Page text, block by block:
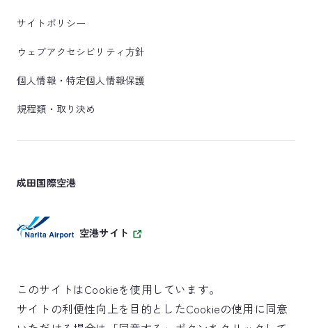
サイトポリシー
ウェブアクセシビリティ方針
個人情報・特定個人情報保護
規程類・取り決め
成田国際空港
空港サイト
SKYTRAX
このサイトはCookieを使用しています。
サイトの利便性向上を目的としたCookieの使用に同意